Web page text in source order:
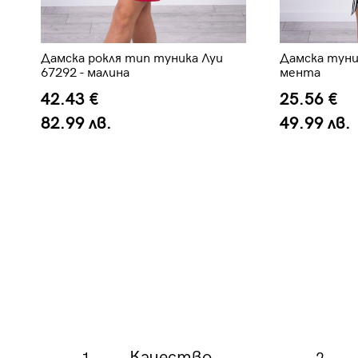
Дамска рокля тип туника Луи
67292 - малина
42.43 €
82.99 лв.
Дамска
мента
25.56 €
49.99 лв.